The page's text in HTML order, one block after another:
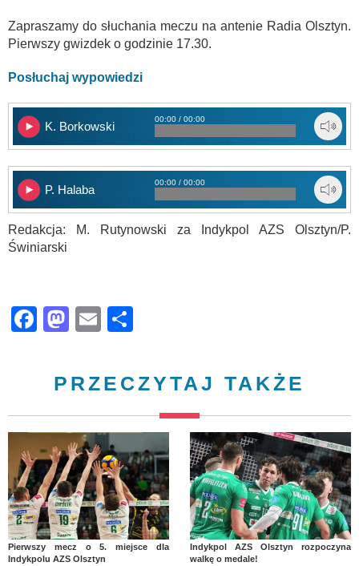
Zapraszamy do słuchania meczu na antenie Radia Olsztyn.
Pierwszy gwizdek o godzinie 17.30.
Posłuchaj wypowiedzi
K. Borkowski
00:00 / 00:00
P. Halaba
00:00 / 00:00
Redakcja: M. Rutynowski za Indykpol AZS Olsztyn/P.
Świniarski
Facebook
Mastodon
Email
PRZECZYTAJ TAKŻE
Pierwszy mecz o 5. miejsce dla
Indykpolu AZS Olsztyn
Indykpol AZS Olsztyn rozpoczyna
walkę o medale!